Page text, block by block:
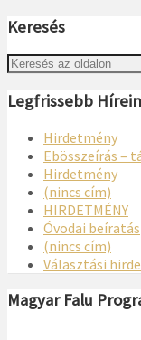
Keresés
Legfrissebb
Hirdetmény
Ebösszeírás –
Hirdetmény
(nincs cím)
HIRDETMÉNY
Óvodai beíratás
(nincs cím)
Választási
Magyar Falu